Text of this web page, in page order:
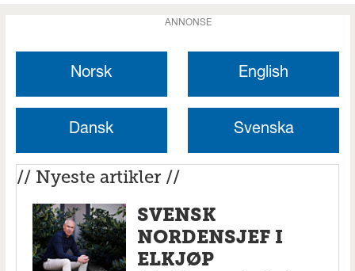
ANNONSE
Norsk English
Dansk Svenska
// Nyeste artikler //
SVENSK
NORDENSJEF I
ELKJØP